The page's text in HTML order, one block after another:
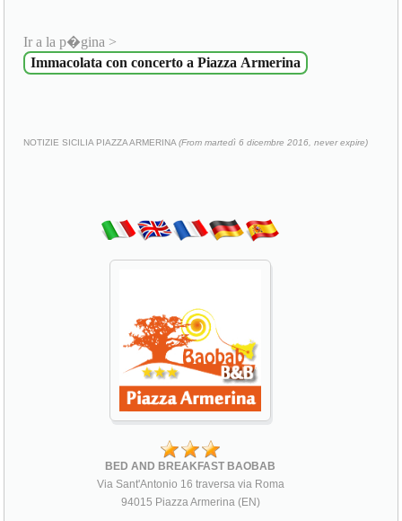
Ir a la p�gina >
Immacolata con concerto a Piazza Armerina
NOTIZIE SICILIA PIAZZA ARMERINA(From martedì 6 dicembre 2016, never expire)
BED AND BREAKFAST BAOBAB
Via Sant'Antonio 16 traversa via Roma
94015 Piazza Armerina (EN)